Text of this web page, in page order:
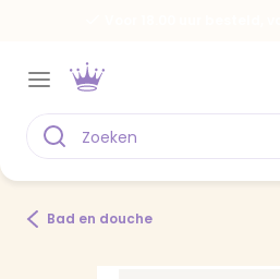
Bad en douche